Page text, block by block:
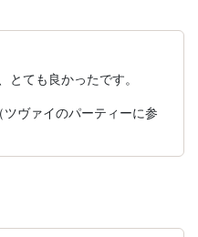
とても良かったです。
ヴァイのパーティーに参